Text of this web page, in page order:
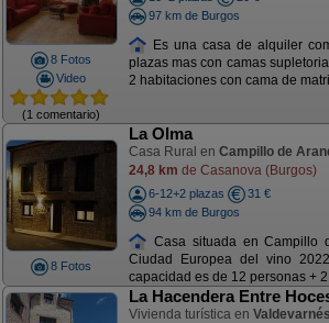
8 Fotos
Video
(1 comentario)
97 km de Burgos
Es una casa de alquiler
plazas mas con camas
2 habitaciones con cama de
8 Fotos
La Olma
Casa Rural en Campillo de
24,8 km de Casanova (Burgos)
6-12+2 plazas
31 €
94 km de Burgos
Casa situada en Campillo
Ciudad Europea del vino
capacidad es de 12 personas +
La Hacendera Entre
Vivienda turística en Valdevarnés